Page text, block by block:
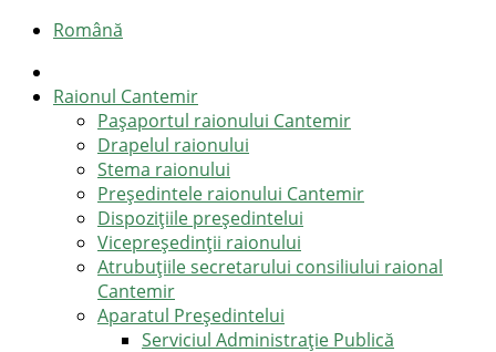
Română
Raionul Cantemir
Pașaportul raionului Cantemir
Drapelul raionului
Stema raionului
Preşedintele raionului Cantemir
Dispozițiile președintelui
Vicepreşedinţii raionului
Atrubuțiile secretarului consiliului raional
Cantemir
Aparatul Preşedintelui
Serviciul Administraţie Publică